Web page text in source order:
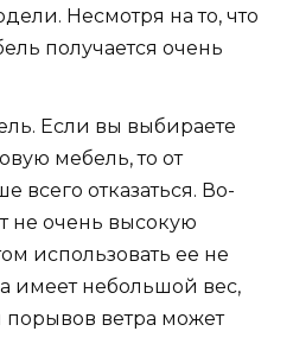
Несмотря на то, что
получается очень
Если вы выбираете
мебель, то от
всего отказаться. Во-
не очень высокую
использовать ее не
имеет небольшой вес,
порывов ветра может